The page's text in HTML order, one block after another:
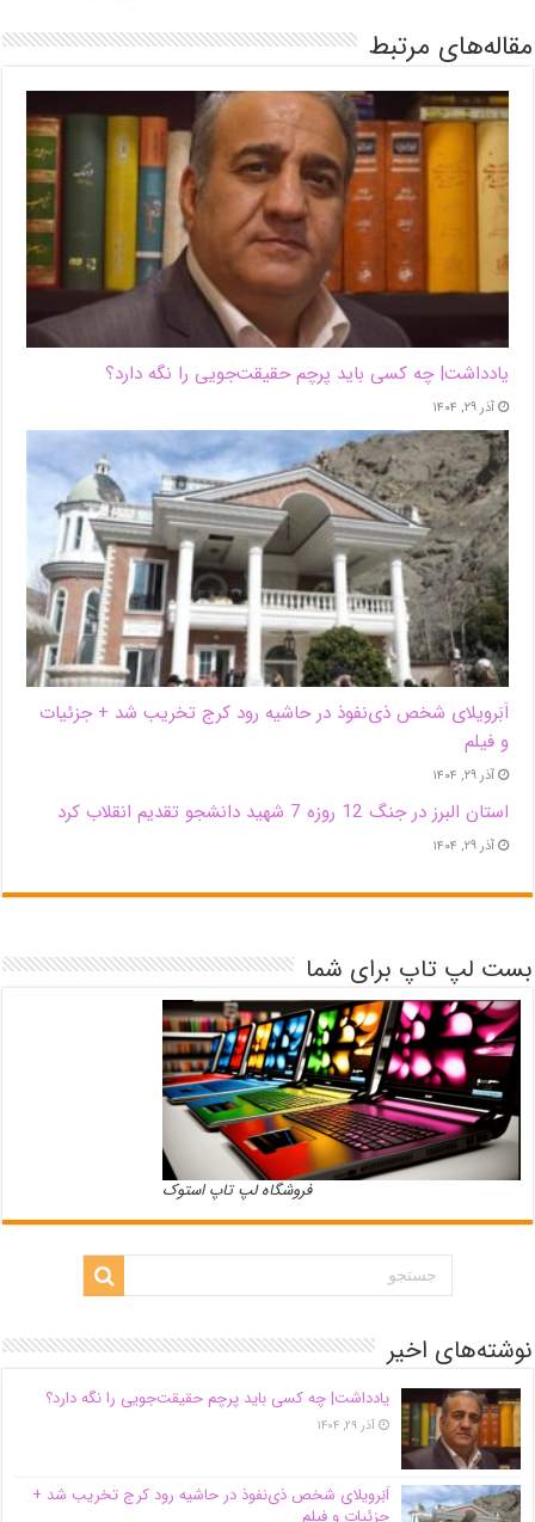
مقاله‌های مرتبط
یادداشت| ‌چه کسی باید پرچم حقیقت‌جویی را نگه دارد؟
آذر ۲۹, ۱۴۰۴
اَبَر‌ویلای شخص ذی‌نفوذ در حاشیه‌ رود کرج تخریب شد + جزئیات
و فیلم
آذر ۲۹, ۱۴۰۴
استان البرز در جنگ 12 روزه 7 شهید دانشجو تقدیم انقلاب کرد
آذر ۲۹, ۱۴۰۴
بست لپ تاپ برای شما
فروشگاه لپ تاپ استوک
نوشته‌های اخیر
یادداشت| ‌چه کسی باید پرچم حقیقت‌جویی را نگه دارد؟
آذر ۲۹, ۱۴۰۴
اَبَر‌ویلای شخص ذی‌نفوذ در حاشیه‌ رود کرج تخریب شد +
جزئیات و فیلم